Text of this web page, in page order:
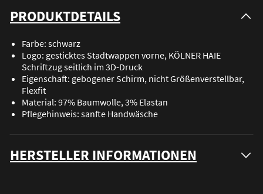
PRODUKTDETAILS
Farbe: schwarz
Logo: gesticktes Stadtwappen vorne, KÖLNER HAIE
Schriftzug seitlich im 3D-Druck
Eigenschaft: gebogener Schirm, nicht Größenverstellbar,
Flexfit
Material: 97% Baumwolle, 3% Elastan
Pflegehinweis: sanfte Handwäsche
HERSTELLER INFORMATIONEN